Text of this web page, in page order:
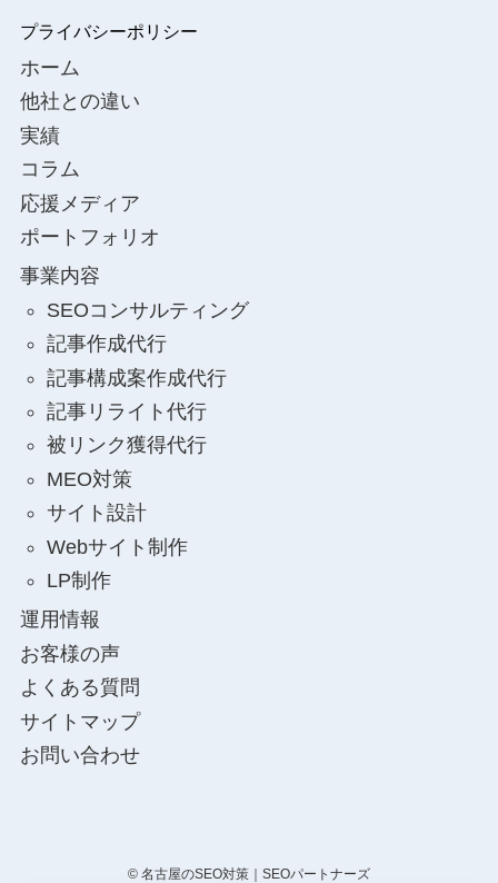
プライバシーポリシー
ホーム
他社との違い
実績
コラム
応援メディア
ポートフォリオ
事業内容
SEOコンサルティング
記事作成代行
記事構成案作成代行
記事リライト代行
被リンク獲得代行
MEO対策
サイト設計
Webサイト制作
LP制作
運用情報
お客様の声
よくある質問
サイトマップ
お問い合わせ
© 名古屋のSEO対策｜SEOパートナーズ